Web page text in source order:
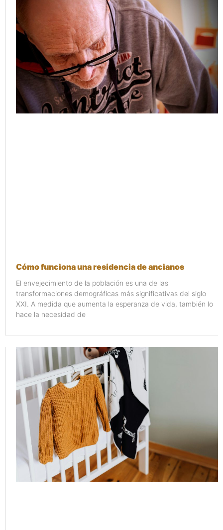
Cómo funciona una residencia de ancianos
El envejecimiento de la población es una de las
transformaciones demográficas más significativas del siglo
XXI. A medida que aumenta la esperanza de vida, también lo
hace la necesidad de